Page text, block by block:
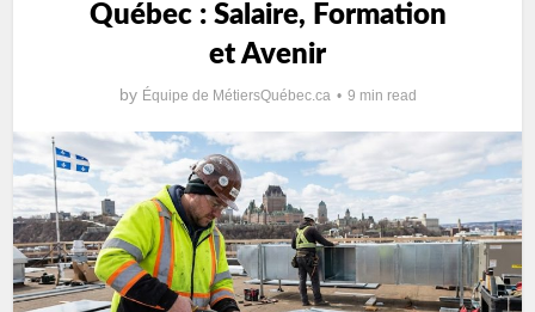
Québec : Salaire, Formation
et Avenir
by Équipe de MétiersQuébec.ca 9 min read